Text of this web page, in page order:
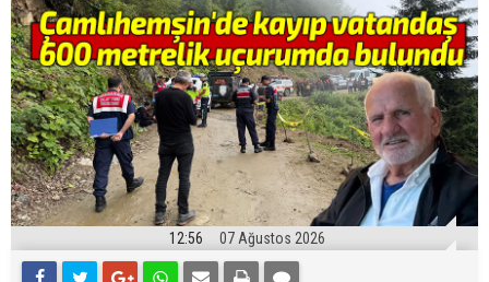
12:56 07 Ağustos 2026